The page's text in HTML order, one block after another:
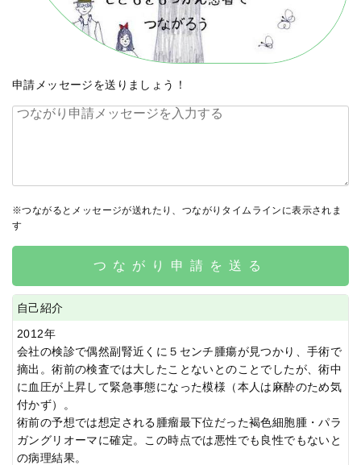
申請メッセージを送りましょう！
※つながるとメッセージが送れたり、つながりタイムラインに表示されま
す
つながり申請を送る
自己紹介
2012年
会社の検診で偶然副腎近くに５センチ腫瘍が見つかり、手術で
摘出。術前の検査では大したことないとのことでしたが、術中
に血圧が上昇して緊急事態になった模様（本人は麻酔のため気
付かず）。
術前の予想では想定される腫瘤最下位だった褐色細胞腫・パラ
ガングリオーマに確定。この時点では悪性でも良性でもないと
の病理結果。